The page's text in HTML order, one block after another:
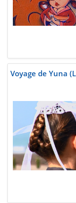
Voyage de Yuna